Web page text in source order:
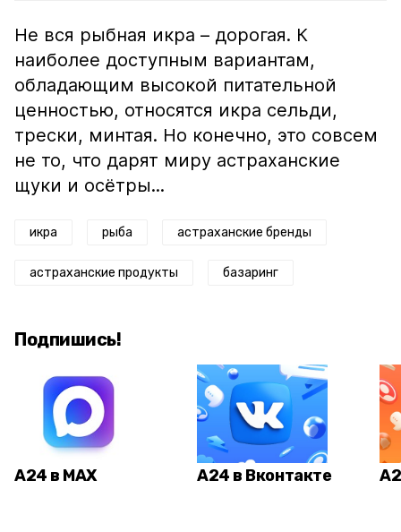
Не вся рыбная икра – дорогая. К
наиболее доступным вариантам,
обладающим высокой питательной
ценностью, относятся икра сельди,
трески, минтая. Но конечно, это совсем
не то, что дарят миру астраханские
щуки и осётры...
икра рыба астраханские бренды
астраханские продукты базаринг
Подпишись!
А24 в MAX А24 в Вконтакте